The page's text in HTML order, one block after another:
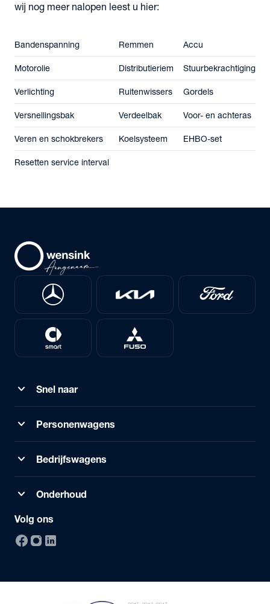
wij nog meer nalopen leest u hier:
Bandenspanning Remmen Accu
Motorolie Distributieriem Stuurbekrachtiging
Verlichting Ruitenwissers Gordels
Versnellingsbak Verdeelbak Voor- en achteras
Veren en schokbrekers Koelsysteem EHBO-set
Resetten service interval
expand_more Snel naar
expand_more Personenwagens
expand_more Bedrijfswagens
expand_more Onderhoud
Volg ons